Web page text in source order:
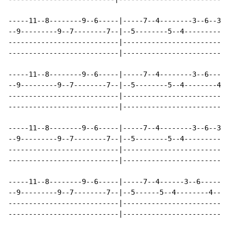
-----11--8--------9--6-----|-----7--4--------3--6--
--9---------9--7--------7--|--5--------5--
---------------------------
---------------------------
-----11--8--------9--6-----|-----7--4--------3--
--9---------9--7--------7--|--5--------5--4--------
---------------------------
---------------------------
-----11--8--------9--6-----|-----7--4--------3--6--
--9---------9--7--------7--|--5--------5--
---------------------------
---------------------------
-----11--8--------9--6-----|-----7--4------3--6-----
--9---------9--7--------7--|--5------5--4--------4--
---------------------------|------------------------
---------------------------|------------------------